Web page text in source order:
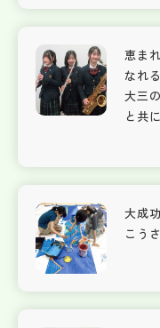
恵ま
なれ
大三
と共
大成
こう